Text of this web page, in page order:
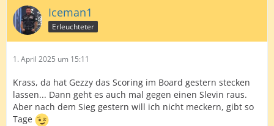
Iceman1
Erleuchteter
1. April 2025 um 15:11
Krass, da hat Gezzy das Scoring im Board gestern stecken
lassen... Dann geht es auch mal gegen einen Slevin raus.
Aber nach dem Sieg gestern will ich nicht meckern, gibt so
Tage